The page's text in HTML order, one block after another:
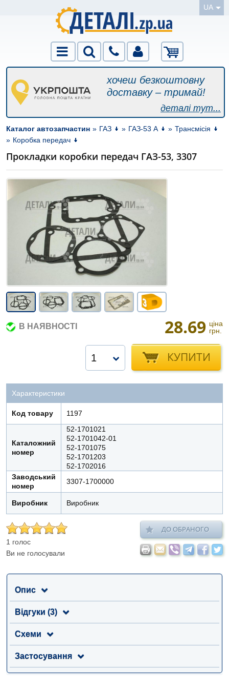
UA
хочеш безкоштовну
доставку – тримай!
деталі тут...
Каталог автозапчастин » ГАЗ » ГАЗ-53 А » Трансмісія
» Коробка передач
Прокладки коробки передач ГАЗ-53, 3307
В НАЯВНОСТІ 28.69 ціна
грн.
КУПИТИ
1
Характеристики
Код товару 1197
Каталожний
номер
52-1701021
52-1701042-01
52-1701075
52-1701203
52-1702016
Заводський
номер
3307-1700000
Виробник Виробник
1 голос
Ви не голосували
ДО ОБРАНОГО
Опис
Відгуки (3)
Схеми
Застосування